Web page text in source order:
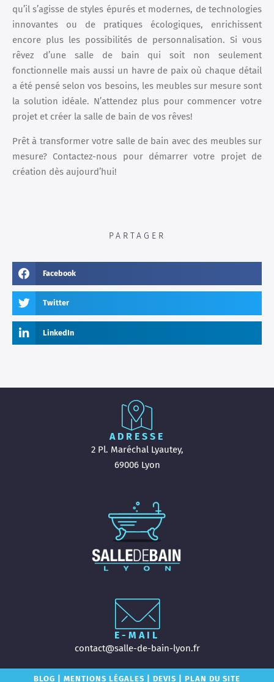
qu’il s’agisse de styles épurés et modernes, de technologies
innovantes ou de pratiques écologiques, enrichissent
encore plus les possibilités de personnalisation. Si vous
rêvez d’une salle de bain qui soit non seulement
fonctionnelle mais aussi un havre de paix où chaque détail
a été pensé selon vos besoins, les meubles sur mesure sont
la solution idéale. N’attendez plus pour commencer votre
projet et créer la salle de bain de vos rêves!
Prêt à transformer votre salle de bain avec des meubles sur
mesure? Contactez-nous pour démarrer votre projet de
création dès aujourd’hui!
PARTAGER
Facebook
Twitter
LinkedIn
ADRESSE
2 Pl. Maréchal Lyautey,
69006 Lyon
E-MAIL
contact@salle-de-bain-lyon.fr
BLOG MENTIONS LÉGALES DEVIS PLAN DU SITE